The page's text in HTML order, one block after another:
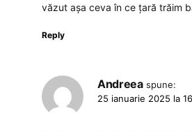
văzut așa ceva în ce țară trăim
Reply
Andreea spune:
25 ianuarie 2025 la